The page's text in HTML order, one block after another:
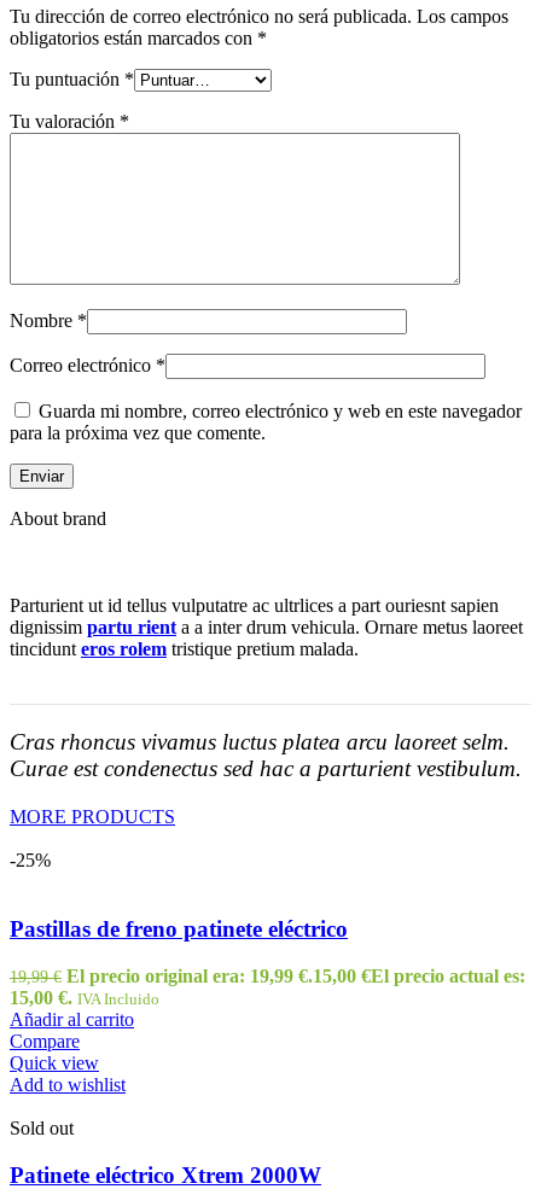
Tu dirección de correo electrónico no será publicada. Los campos
obligatorios están marcados con *
Tu puntuación *
Tu valoración *
Nombre *
Correo electrónico *
Guarda mi nombre, correo electrónico y web en este navegador
para la próxima vez que comente.
About brand
Parturient ut id tellus vulputatre ac ultrlices a part ouriesnt sapien
dignissim partu rienta a inter drum vehicula. Ornare metus laoreet
tincidunteros rolem tristique pretium malada.
Cras rhoncus vivamus luctus platea arcu laoreet selm.
Curae est condenectus sed hac a parturient vestibulum.
MORE PRODUCTS
-25%
Pastillas de freno patinete eléctrico
19,99€ El precio original era: 19,99 €.15,00 €El precio actual es:
15,00 €. IVA Incluido
Añadir al carrito
Compare
Quick view
Add to wishlist
Sold out
Patinete eléctrico Xtrem 2000W